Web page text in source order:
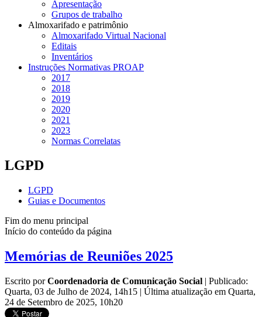
Apresentação
Grupos de trabalho
Almoxarifado e patrimônio
Almoxarifado Virtual Nacional
Editais
Inventários
Instruções Normativas PROAP
2017
2018
2019
2020
2021
2023
Normas Correlatas
LGPD
LGPD
Guias e Documentos
Fim do menu principal
Início do conteúdo da página
Memórias de Reuniões 2025
Escrito porCoordenadoria de Comunicação Social | Publicado:
Quarta, 03 de Julho de 2024, 14h15 | Última atualização em Quarta,
24 de Setembro de 2025, 10h20